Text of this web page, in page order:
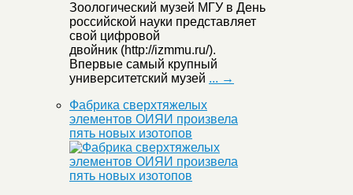
Зоологический музей МГУ в День
российской науки представляет
свой цифровой
двойник (http://izmmu.ru/).
Впервые самый крупный
университетский музей ... →
Фабрика сверхтяжелых
элементов ОИЯИ произвела
пять новых изотопов